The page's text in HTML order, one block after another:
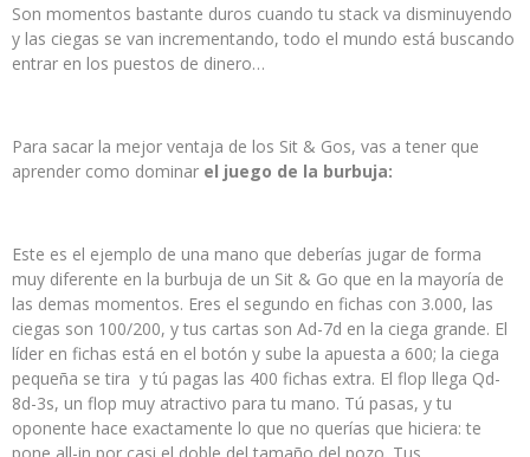
Son momentos bastante duros cuando tu stack va disminuyendo
y las ciegas se van incrementando, todo el mundo está buscando
entrar en los puestos de dinero…
Para sacar la mejor ventaja de los Sit & Gos, vas a tener que
aprender como dominar el juego de la burbuja:
Este es el ejemplo de una mano que deberías jugar de forma
muy diferente en la burbuja de un Sit & Go que en la mayoría de
las demas momentos. Eres el segundo en fichas con 3.000, las
ciegas son 100/200, y tus cartas son Ad-7d en la ciega grande. El
líder en fichas está en el botón y sube la apuesta a 600; la ciega
pequeña se tira y tú pagas las 400 fichas extra. El flop llega Qd-
8d-3s, un flop muy atractivo para tu mano. Tú pasas, y tu
oponente hace exactamente lo que no querías que hiciera: te
pone all-in por casi el doble del tamaño del pozo. Tus